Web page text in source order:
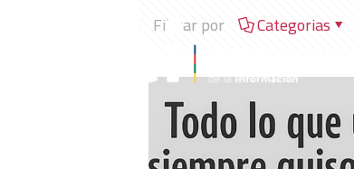
Filtrar por Categorias